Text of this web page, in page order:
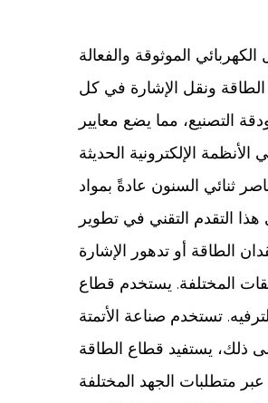
الموثوقة والفعالة
ونقل الإشارة في كل
التصنيع، مما يضع معايير
ثنائي السنون عادةً بمواد
التقدم التقني في تطوير
المختلفة. يستخدم قطاع
تستخدم صناعة الأتمتة
ذلك، يستفيد قطاع الطاقة
متطلبات الجهد المختلفة